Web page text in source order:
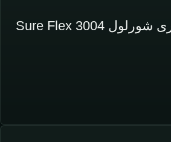
چسب کاشی پودری شورلول Sure Flex 3004